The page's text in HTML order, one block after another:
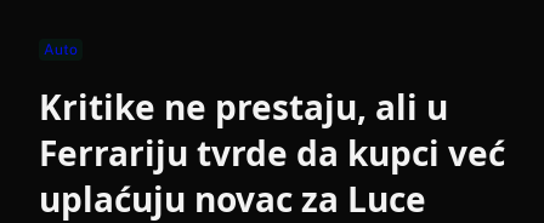
Auto
Kritike ne prestaju, ali u
Ferrariju tvrde da kupci već
uplaćuju novac za Luce